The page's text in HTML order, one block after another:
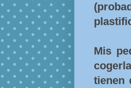
Mis
tienen